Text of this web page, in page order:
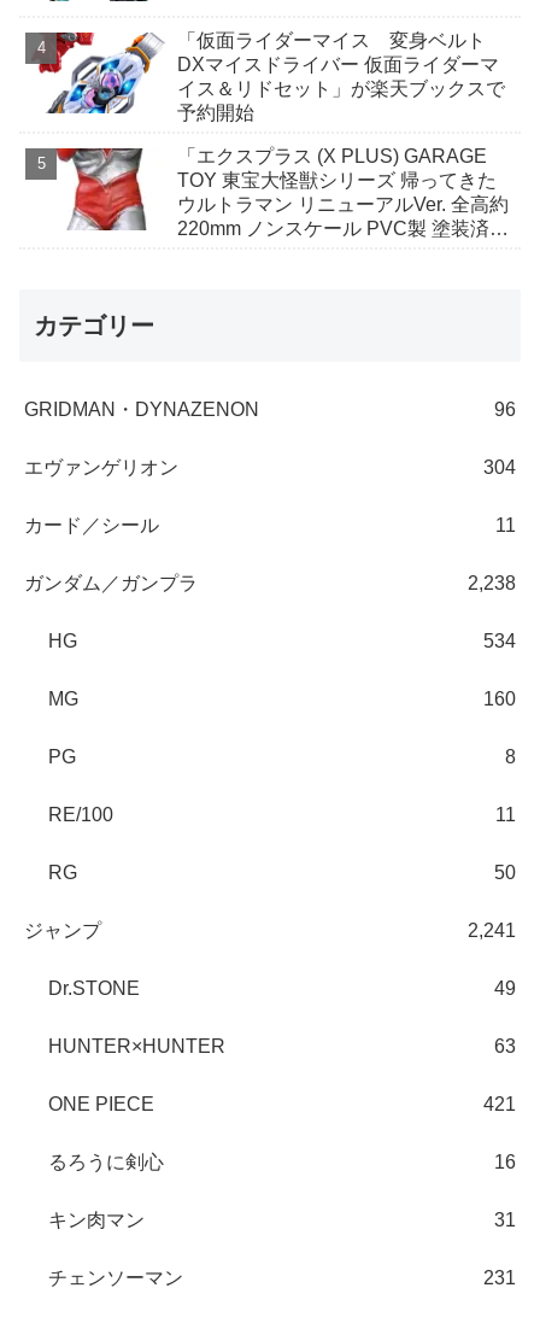
「仮面ライダーマイス 変身ベルト
DXマイスドライバー 仮面ライダーマ
イス＆リドセット」が楽天ブックスで
予約開始
「エクスプラス (X PLUS) GARAGE
TOY 東宝大怪獣シリーズ 帰ってきた
ウルトラマン リニューアルVer. 全高約
220mm ノンスケール PVC製 塗装済み
カテゴリー
GRIDMAN・DYNAZENON 96
エヴァンゲリオン 304
カード／シール 11
ガンダム／ガンプラ 2,238
HG 534
MG 160
PG 8
RE/100 11
RG 50
ジャンプ 2,241
Dr.STONE 49
HUNTER×HUNTER 63
ONE PIECE 421
るろうに剣心 16
キン肉マン 31
チェンソーマン 231